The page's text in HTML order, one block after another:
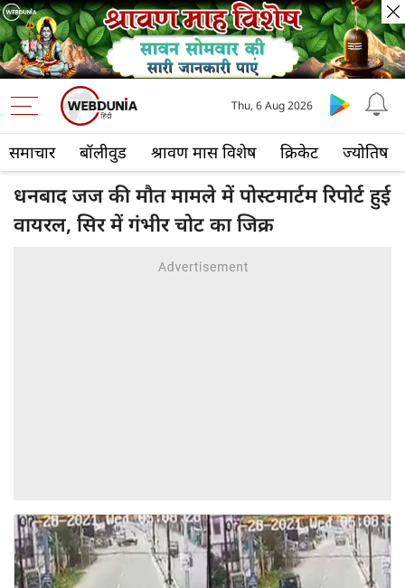
समाचार बॉलीवुड श्रावण मास विशेष क्रिकेट ज्योतिष
Thu, 6 Aug 2026
धनबाद जज की मौत मामले में पोस्टमार्टम रिपोर्ट हुई
वायरल, सिर में गंभीर चोट का जिक्र